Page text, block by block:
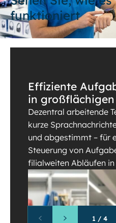
funktioniert
Effiziente
in großflächigen
Dezentral arbeitende
kurze
und abgestimmt – für
Steuerung von
filialweiten Abläufen in
1 / 4